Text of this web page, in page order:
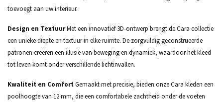
toevoegt aan uw interieur.
Design en TextuurMet een innovatief 3D-ontwerp brengt de Cara collectie
een unieke diepte en textuur in elke ruimte. De zorgvuldig geconstrueerde
patronen creëren een illusie van beweging en dynamiek, waardoor het kleed
tot leven komt onder verschillende lichtinvallen.
Kwaliteit en ComfortGemaakt met precisie, bieden onze Cara kleden een
poolhoogte van 12 mm, die een comfortabele zachtheid onder de voeten